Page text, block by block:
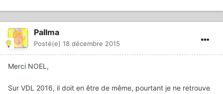
Pallma
Posté(e) 18 décembre 2015
Merci NOEL,
Sur VDL 2016, il doit en être de même, pourtant je ne retrouve